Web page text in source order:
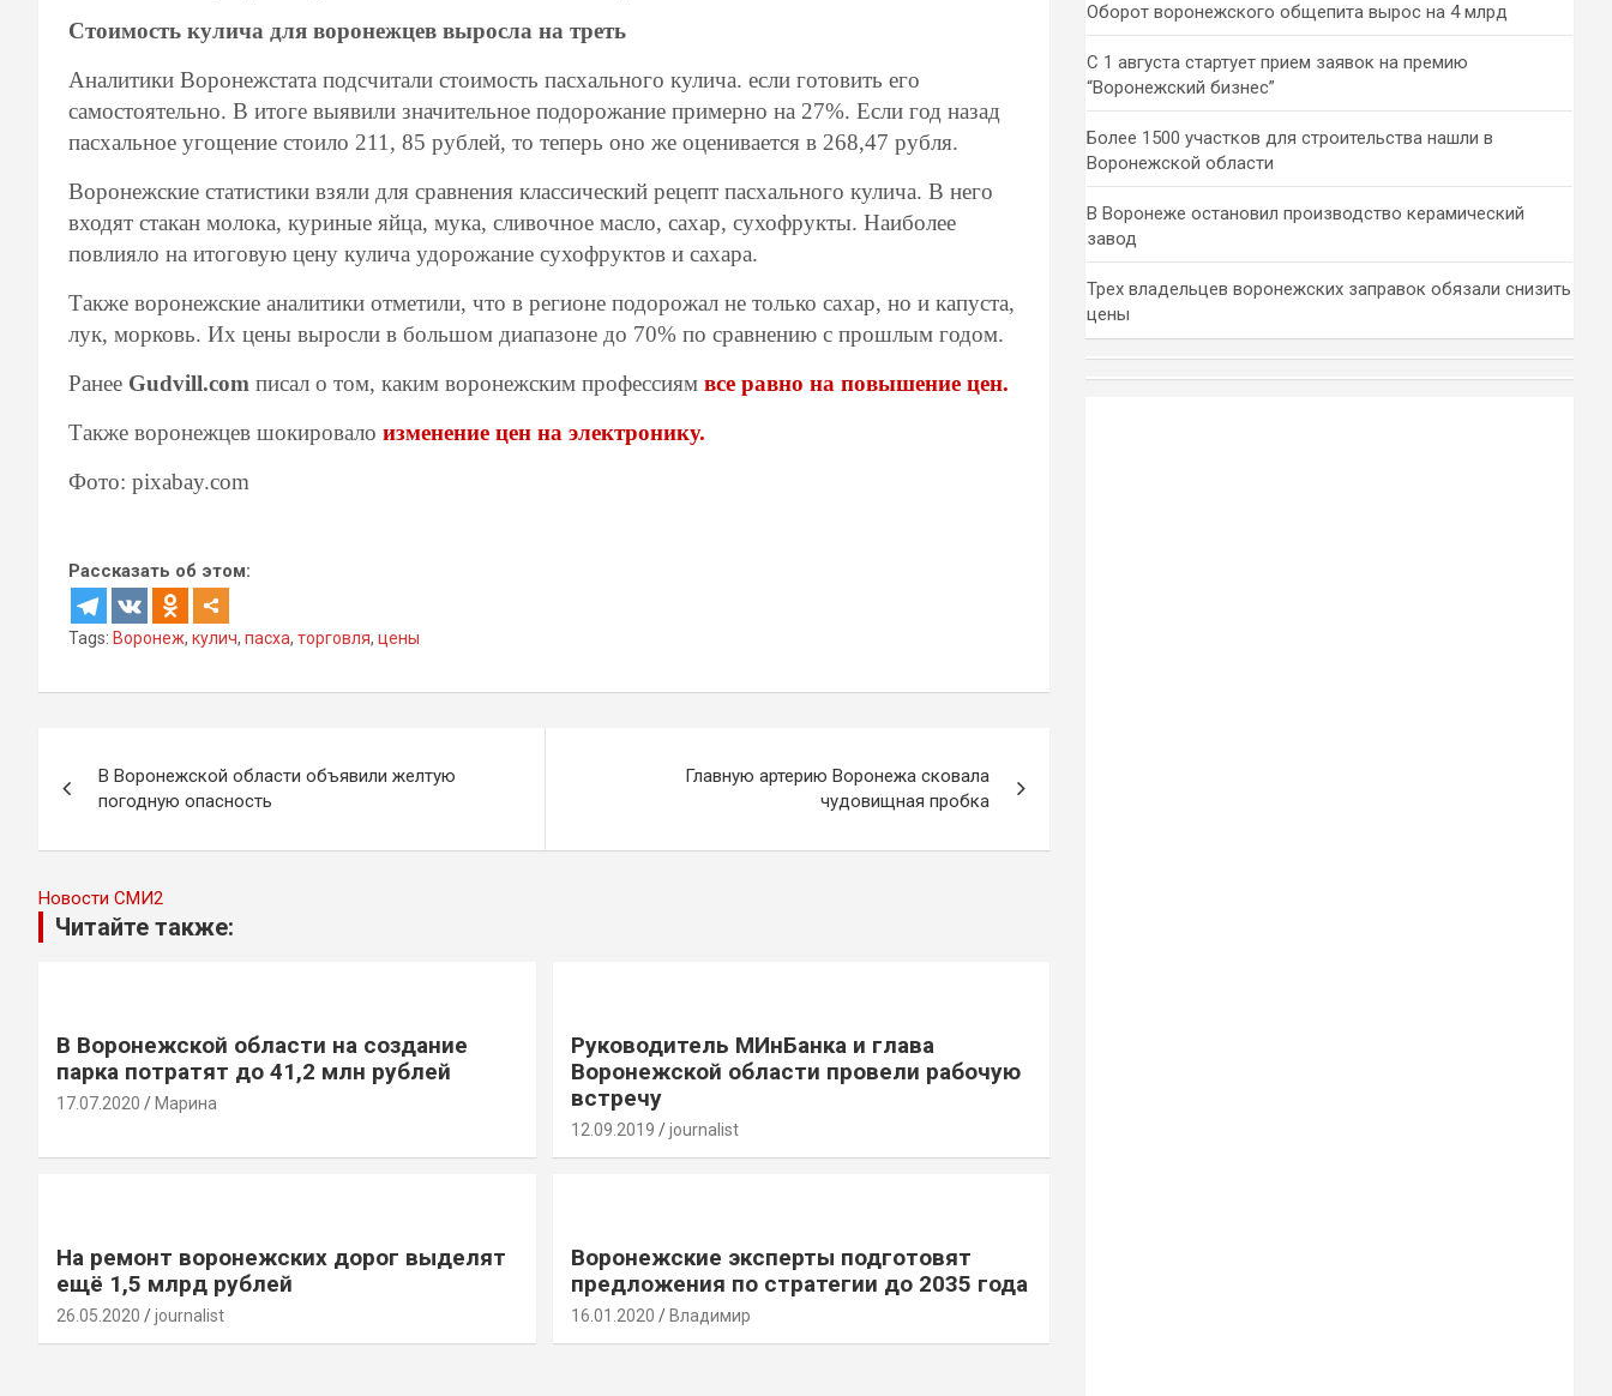
Стоимость кулича для воронежцев выросла на треть
Аналитики Воронежстата подсчитали стоимость пасхального кулича. если готовить его
самостоятельно. В итоге выявили значительное подорожание примерно на 27%. Если год назад
пасхальное угощение стоило 211, 85 рублей, то теперь оно же оценивается в 268,47 рубля.
Воронежские статистики взяли для сравнения классический рецепт пасхального кулича. В него
входят стакан молока, куриные яйца, мука, сливочное масло, сахар, сухофрукты. Наиболее
повлияло на итоговую цену кулича удорожание сухофруктов и сахара.
Также воронежские аналитики отметили, что в регионе подорожал не только сахар, но и капуста,
лук, морковь. Их цены выросли в большом диапазоне до 70% по сравнению с прошлым годом.
Ранее Gudvill.com писал о том, каким воронежским профессиям все равно на повышение цен.
Также воронежцев шокировало изменение цен на электронику.
Фото: pixabay.com
Рассказать об этом:
Tags: Воронеж, кулич, пасха, торговля, цены
по
записям
В Воронежской области объявили желтую
погодную опасность
Главную артерию Воронежа сковала
чудовищная пробка
Новости СМИ2
Читайте также:
В Воронежской области на создание
парка потратят до 41,2 млн рублей
17.07.2020 Марина
Руководитель МИнБанка и глава
Воронежской области провели рабочую
встречу
12.09.2019 journalist
На ремонт воронежских дорог выделят
ещё 1,5 млрд рублей
26.05.2020 journalist
Воронежские эксперты подготовят
предложения по стратегии до 2035 года
16.01.2020 Владимир
Оборот воронежского общепита вырос на 4 млрд
С 1 августа стартует прием заявок на премию
“Воронежский бизнес”
Более 1500 участков для строительства нашли в
Воронежской области
В Воронеже остановил производство керамический
завод
Трех владельцев воронежских заправок обязали снизить
цены